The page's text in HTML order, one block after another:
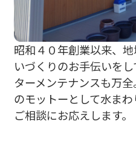
昭和４０年創業以来、
いづくりのお手伝いを
ターメンテナンスも万
のモットーとして水ま
ご相談にお応えします。